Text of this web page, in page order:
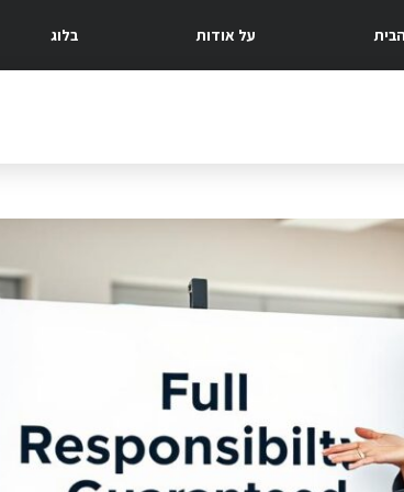
על אודות בלוג